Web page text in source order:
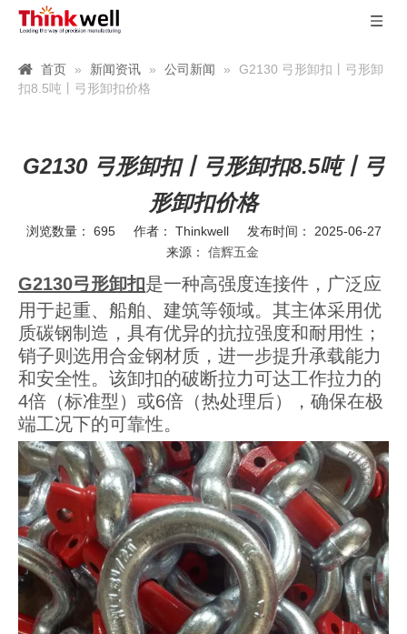
首页 » 新闻资讯 » 公司新闻 »
G2130 弓形卸扣丨弓形卸
扣8.5吨丨弓形卸扣价格
G2130 弓形卸扣丨弓形卸扣8.5吨丨弓
形卸扣价格
浏览数量： 695作者： Thinkwell 发布时间： 2025-06-27
来源： 信辉五金
G2130弓形卸扣是一种高强度连接件，广泛应
用于起重、船舶、建筑等领域。其主体采用优
质碳钢制造，具有优异的抗拉强度和耐用性；
销子则选用合金钢材质，进一步提升承载能力
和安全性。该卸扣的破断拉力可达工作拉力的
4倍（标准型）或6倍（热处理后），确保在极
端工况下的可靠性。